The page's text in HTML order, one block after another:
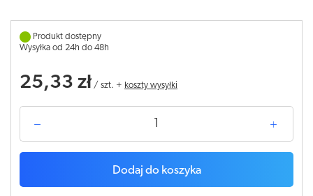
Produkt dostępny
Wysyłka od 24h do 48h
25,33 zł / szt. + koszty wysyłki
Dodaj do koszyka